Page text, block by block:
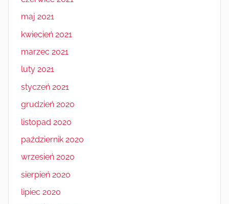
maj 2021
kwiecień 2021
marzec 2021
luty 2021
styczeń 2021
grudzień 2020
listopad 2020
październik 2020
wrzesień 2020
sierpień 2020
lipiec 2020